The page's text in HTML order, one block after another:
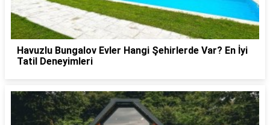
Havuzlu Bungalov Evler Hangi Şehirlerde Var? En İyi
Tatil Deneyimleri